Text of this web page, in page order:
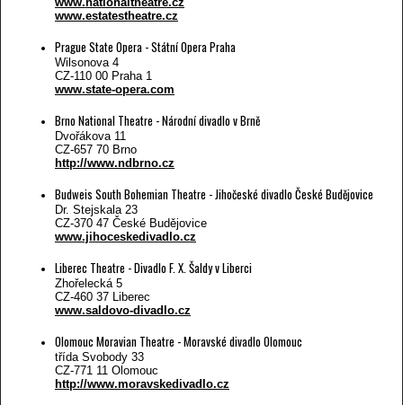
www.estatestheatre.cz
Prague State Opera - Státní Opera Praha
Wilsonova 4
CZ-110 00 Praha 1
www.state-opera.com
Brno National Theatre - Národní divadlo v Brně
Dvořákova 11
CZ-657 70 Brno
http://www.ndbrno.cz
Budweis South Bohemian Theatre - Jihočeské divadlo České Budějovice
Dr. Stejskala 23
CZ-370 47 České Budějovice
www.jihoceskedivadlo.cz
Liberec Theatre - Divadlo F. X. Šaldy v Liberci
Zhořelecká 5
CZ-460 37 Liberec
www.saldovo-divadlo.cz
Olomouc Moravian Theatre - Moravské divadlo Olomouc
třída Svobody 33
CZ-771 11 Olomouc
http://www.moravskedivadlo.cz